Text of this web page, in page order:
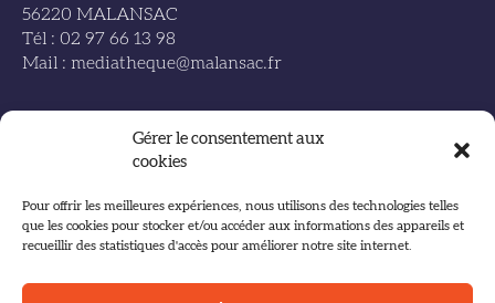
Gérer le consentement aux
cookies
Pour offrir les meilleures expériences, nous utilisons des technologies telles
que les cookies pour stocker et/ou accéder aux informations des appareils et
recueillir des statistiques d'accès pour améliorer notre site internet.
56220 MALANSAC
Tél : 02 97 66 13 98
Mail : mediatheque@malansac.fr
Accueil
Plan du site